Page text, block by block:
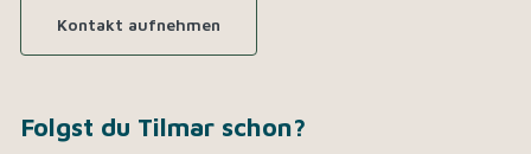
Kontakt aufnehmen
Folgst du Tilmar schon?